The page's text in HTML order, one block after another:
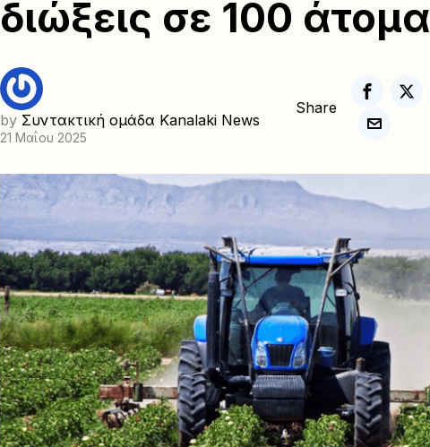
διώξεις σε 100 άτομα
by Συντακτική ομάδα Kanalaki News
21 Μαΐου 2025
Share